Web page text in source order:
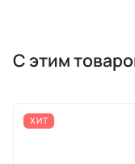
С этим
ХИТ